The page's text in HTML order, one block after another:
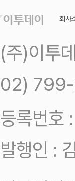
회사
(주)이투
02)
등록번
발행인 :